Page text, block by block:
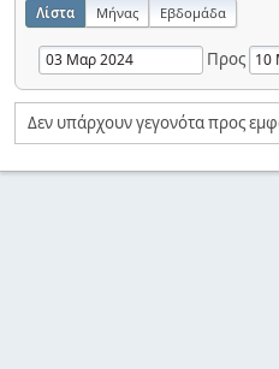
Λίστα Μήνας Εβδομάδα
Προς
Δεν υπάρχουν γεγονότα προς